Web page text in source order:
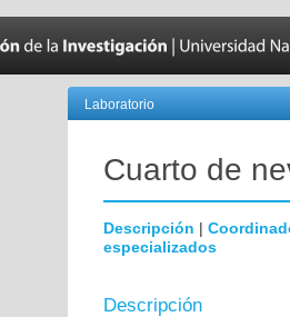
Laboratorio
Cuarto de
Descripción |
especializados
Descripción